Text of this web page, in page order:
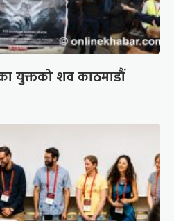
युक्तको शव काठमाडौं